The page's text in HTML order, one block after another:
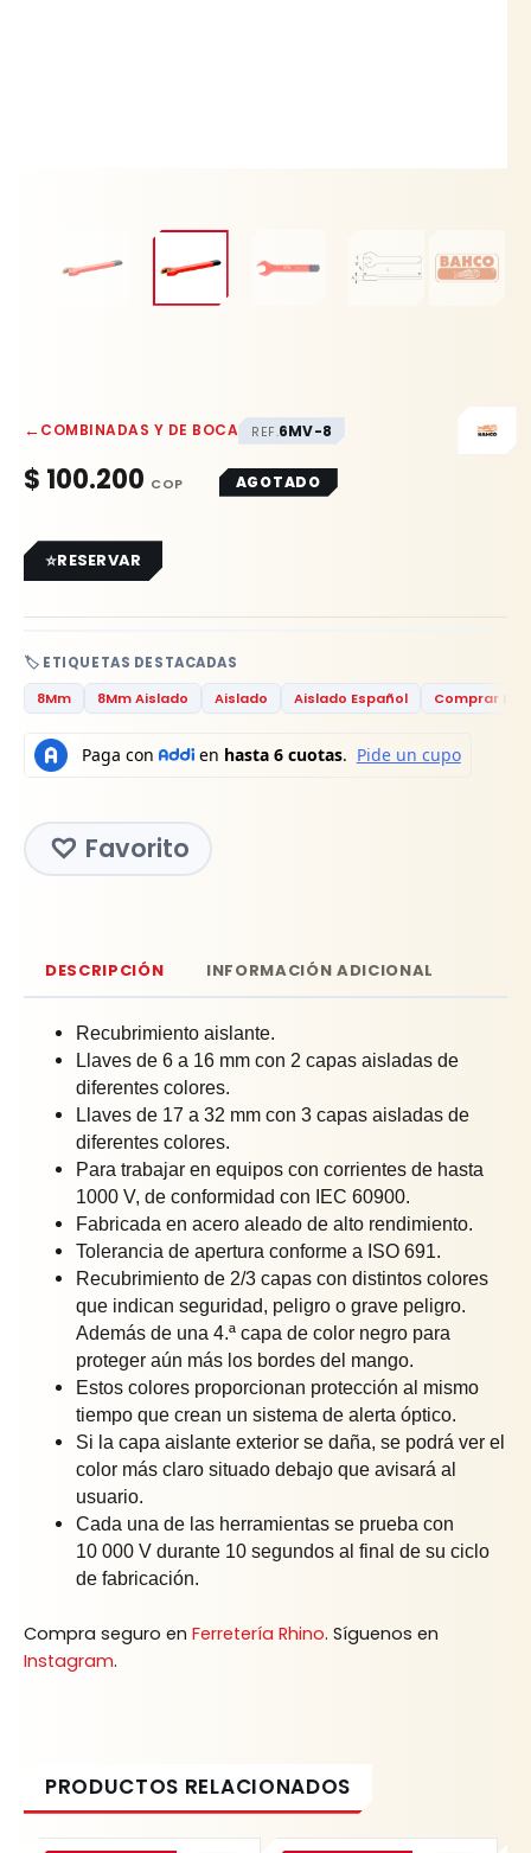
←COMBINADAS Y DE BOCA REF.6MV-8
$ 100.200 AGOTADO
🏷️ ETIQUETAS DESTACADAS
8Mm
8Mm Aislado Aislado Aislado Español Comprar
RESERVAR
Favorito
DESCRIPCIÓN INFORMACIÓN ADICIONAL
Recubrimiento aislante.
Llaves de 6 a 16 mm con 2 capas aisladas de
diferentes colores.
Llaves de 17 a 32 mm con 3 capas aisladas de
diferentes colores.
Para trabajar en equipos con corrientes de hasta
1000 V, de conformidad con IEC 60900.
Fabricada en acero aleado de alto rendimiento.
Tolerancia de apertura conforme a ISO 691.
Recubrimiento de 2/3 capas con distintos colores
que indican seguridad, peligro o grave peligro.
Además de una 4.ª capa de color negro para
proteger aún más los bordes del mango.
Estos colores proporcionan protección al mismo
tiempo que crean un sistema de alerta óptico.
Si la capa aislante exterior se daña, se podrá ver el
color más claro situado debajo que avisará al
usuario.
Cada una de las herramientas se prueba con
10 000 V durante 10 segundos al final de su ciclo
de fabricación.
Compra seguro en Ferretería Rhino. Síguenos en
Instagram.
Original
Current Original
Current